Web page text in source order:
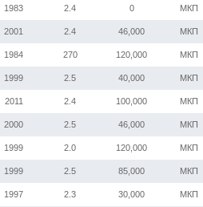
1983 2.4 0 МКП
2001 2.4 46,000 МКП
1984 270 120,000 МКП
1999 2.5 40,000 МКП
2011 2.4 100,000 МКП
2000 2.5 46,000 МКП
1999 2.0 120,000 МКП
1999 2.5 85,000 МКП
1997 2.3 30,000 МКП